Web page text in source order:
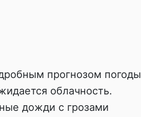
прогнозом погоды
облачность.
дожди с грозами